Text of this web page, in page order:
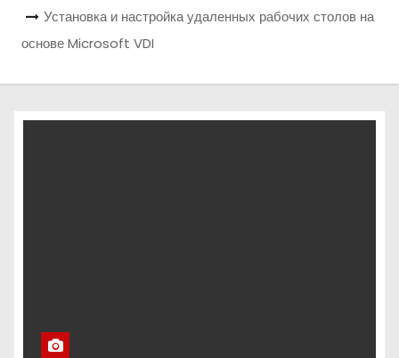
Установка и настройка удаленных рабочих столов на
основе Microsoft VDI